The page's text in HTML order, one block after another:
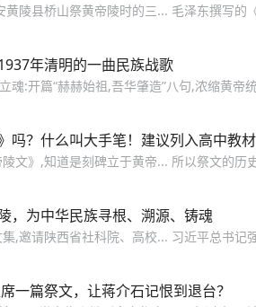
陵县桥山祭黄帝陵时的三... 毛泽东撰写的
年清明的一曲民族战歌
魂:开篇“赫赫始祖,吾华肇造”八句,浓缩黄帝
吗？什么叫大手笔！建议列入高中教材
文》,知道是刻碑立于黄帝... 所以祭文的历
，为中华民族寻根、溯源、铸魂
,邀请陕西省社科院、高校... 习近平总书记
一篇祭文，让蒋介石记恨到退台？